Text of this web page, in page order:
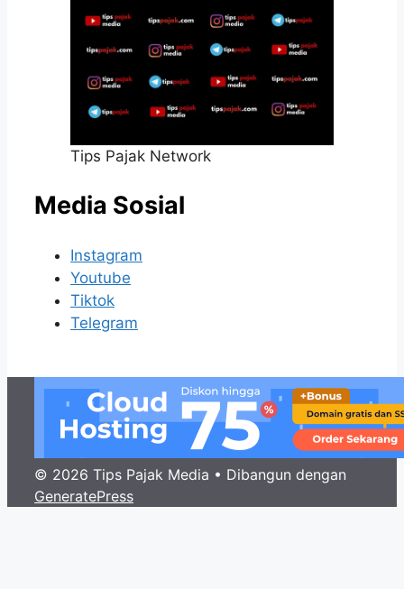
Tips Pajak Network
Media Sosial
Instagram
Youtube
Tiktok
Telegram
© 2026 Tips Pajak Media • Dibangun dengan
GeneratePress